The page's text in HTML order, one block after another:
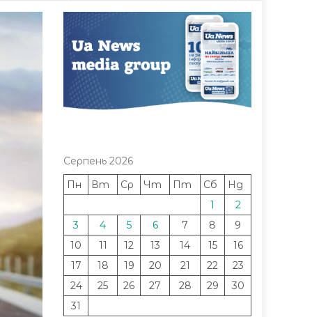
Серпень 2026
Пн
Вт Ср Чт Пт Сб
Нд
1
2
3
4 5 6 7 8
9
10
11 12 13 14 15
16
17
18 19 20 21 22
23
24
25 26 27 28 29
30
31